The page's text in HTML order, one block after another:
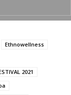
Ethnowellness
2021